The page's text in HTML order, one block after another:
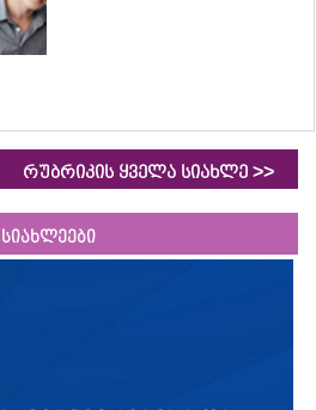
რუბრიკის ყველა სიახლე >>
სიახლეები